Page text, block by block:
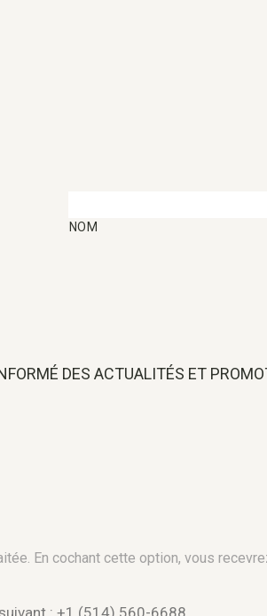
NOM
DES ACTUALITÉS ET
En cochant cette option, vous
: +1 (514) 560-6688